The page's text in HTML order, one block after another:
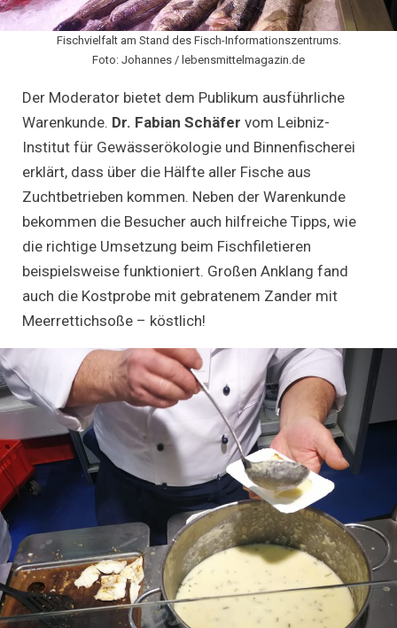
Fischvielfalt am Stand des Fisch-Informationszentrums.
Foto: Johannes / lebensmittelmagazin.de
Der Moderator bietet dem Publikum ausführliche
Warenkunde. Dr. Fabian Schäfer vom Leibniz-
Institut für Gewässerökologie und Binnenfischerei
erklärt, dass über die Hälfte aller Fische aus
Zuchtbetrieben kommen. Neben der Warenkunde
bekommen die Besucher auch hilfreiche Tipps, wie
die richtige Umsetzung beim Fischfiletieren
beispielsweise funktioniert. Großen Anklang fand
auch die Kostprobe mit gebratenem Zander mit
Meerrettichsoße – köstlich!